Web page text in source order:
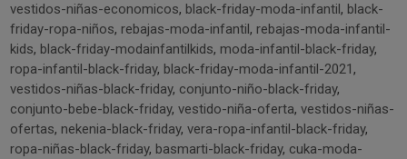
vestidos-niñas-economicos, black-friday-moda-infantil, black-
friday-ropa-niños, rebajas-moda-infantil, rebajas-moda-infantil-
kids, black-friday-modainfantilkids, moda-infantil-black-friday,
ropa-infantil-black-friday, black-friday-moda-infantil-2021,
vestidos-niñas-black-friday, conjunto-niño-black-friday,
conjunto-bebe-black-friday, vestido-niña-oferta, vestidos-niñas-
ofertas, nekenia-black-friday, vera-ropa-infantil-black-friday,
ropa-niñas-black-friday, basmarti-black-friday, cuka-moda-